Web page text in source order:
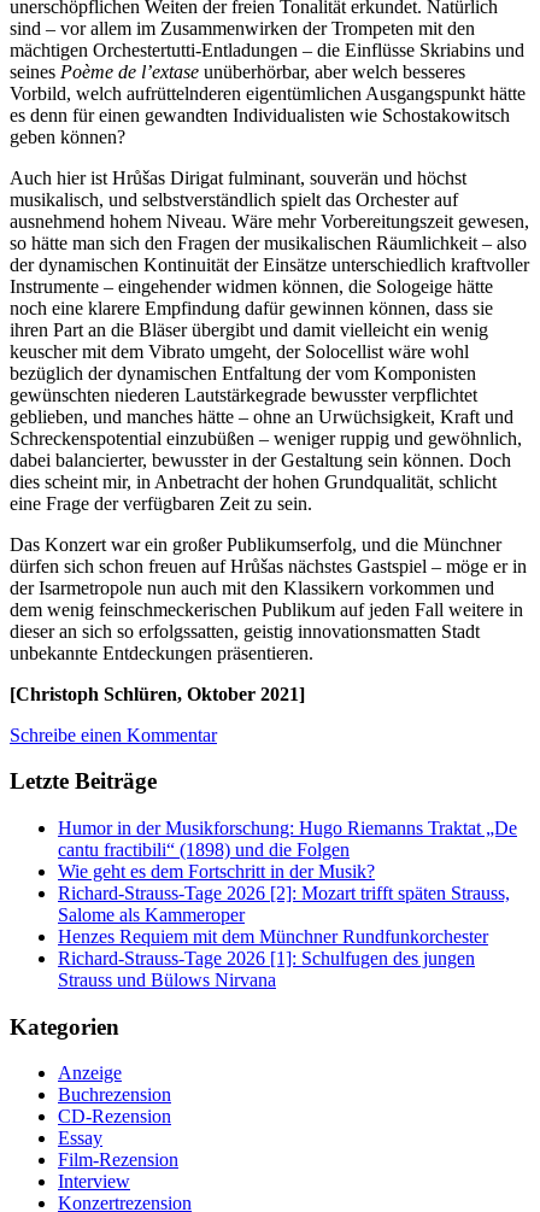
unerschöpflichen Weiten der freien Tonalität erkundet. Natürlich
sind – vor allem im Zusammenwirken der Trompeten mit den
mächtigen Orchestertutti-Entladungen – die Einflüsse Skriabins und
seines Poème de l’extase unüberhörbar, aber welch besseres
Vorbild, welch aufrüttelnderen eigentümlichen Ausgangspunkt hätte
es denn für einen gewandten Individualisten wie Schostakowitsch
geben können?
Auch hier ist Hrůšas Dirigat fulminant, souverän und höchst
musikalisch, und selbstverständlich spielt das Orchester auf
ausnehmend hohem Niveau. Wäre mehr Vorbereitungszeit gewesen,
so hätte man sich den Fragen der musikalischen Räumlichkeit – also
der dynamischen Kontinuität der Einsätze unterschiedlich kraftvoller
Instrumente – eingehender widmen können, die Sologeige hätte
noch eine klarere Empfindung dafür gewinnen können, dass sie
ihren Part an die Bläser übergibt und damit vielleicht ein wenig
keuscher mit dem Vibrato umgeht, der Solocellist wäre wohl
bezüglich der dynamischen Entfaltung der vom Komponisten
gewünschten niederen Lautstärkegrade bewusster verpflichtet
geblieben, und manches hätte – ohne an Urwüchsigkeit, Kraft und
Schreckenspotential einzubüßen – weniger ruppig und gewöhnlich,
dabei balancierter, bewusster in der Gestaltung sein können. Doch
dies scheint mir, in Anbetracht der hohen Grundqualität, schlicht
eine Frage der verfügbaren Zeit zu sein.
Das Konzert war ein großer Publikumserfolg, und die Münchner
dürfen sich schon freuen auf Hrůšas nächstes Gastspiel – möge er in
der Isarmetropole nun auch mit den Klassikern vorkommen und
dem wenig feinschmeckerischen Publikum auf jeden Fall weitere in
dieser an sich so erfolgssatten, geistig innovationsmatten Stadt
unbekannte Entdeckungen präsentieren.
[Christoph Schlüren, Oktober 2021]
Schreibe einen Kommentar
Letzte Beiträge
Humor in der Musikforschung: Hugo Riemanns Traktat „De
cantu fractibili“ (1898) und die Folgen
Wie geht es dem Fortschritt in der Musik?
Richard-Strauss-Tage 2026 [2]: Mozart trifft späten Strauss,
Salome als Kammeroper
Henzes Requiem mit dem Münchner Rundfunkorchester
Richard-Strauss-Tage 2026 [1]: Schulfugen des jungen
Strauss und Bülows Nirvana
Kategorien
Anzeige
Buchrezension
CD-Rezension
Essay
Film-Rezension
Interview
Konzertrezension